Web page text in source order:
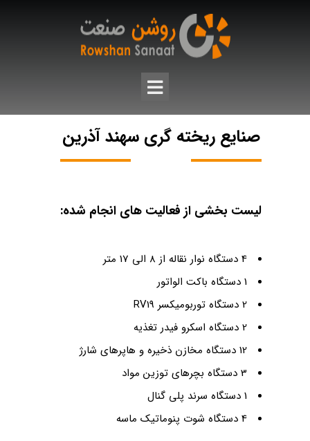
صنایع ریخته گری سهند آذرین
لیست بخشی از فعالیت های انجام شده:
4 دستگاه نوار نقاله از 8 الی 17 متر
1 دستگاه باکت الواتور
2 دستگاه توربومیکسر RV19
2 دستگاه اسکرو فیدر تغذیه
12 دستگاه مخازن ذخیره و هاپرهای شارژ
3 دستگاه بچرهای توزین مواد
1 دستگاه سرند پلی گنال
4 دستگاه شوت پنوماتیک ماسه